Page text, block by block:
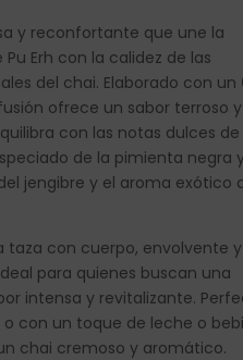
y reconfortante que une la
Erh con la calidez de las
del chai. Elaborado con un
ofrece un sabor terroso y
con las notas dulces de
de la pimienta negra
jengibre y el aroma exótico
taza con cuerpo, envolvente y
para quienes buscan una
intensa y revitalizante.
con un toque de leche o
chai cremoso y aromático.